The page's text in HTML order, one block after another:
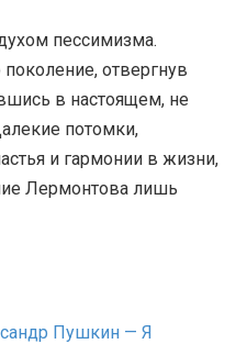
пессимизма.
отвергнув
в настоящем, не
потомки,
и гармонии в жизни,
Лермонтова лишь
Пушкин — Я